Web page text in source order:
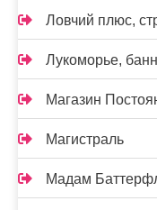
Ловчий плюс,
Лукоморье,
Магазин
Магистраль
Мадам